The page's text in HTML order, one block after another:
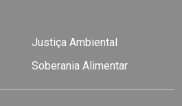
Justiça Ambiental
Soberania Alimentar